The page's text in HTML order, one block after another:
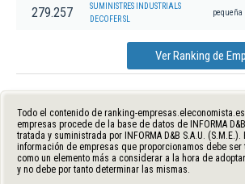
279.257
SUMINISTRES INDUSTRIALS
DECOFER SL
pequeña
Ver Ranking de
Todo el contenido de ranking-
empresas procede de la base de datos de INFORMA
tratada y suministrada por INFORMA D&B S.A.U. (S.M.E.).
información de empresas que proporcionamos debe
como un elemento más a considerar a la hora de
y no debe por tanto determinar las mismas.